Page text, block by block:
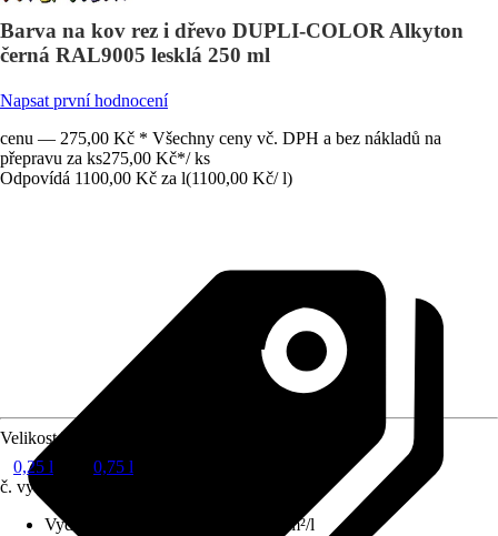
Barva na kov rez i dřevo DUPLI-COLOR Alkyton
černá RAL9005 lesklá 250 ml
Napsat první hodnocení
cenu — 275,00 Kč * Všechny ceny vč. DPH a bez nákladů na
přepravu za ks275,00 Kč*/ ks
Odpovídá 1100,00 Kč za l(1100,00 Kč/ l)
Velikost balení
0,25 l
0,75 l
č. výrobku
Vydatnost při jednom nátěru
10,5 m²/l